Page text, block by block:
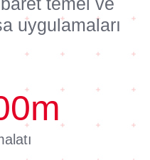
uygulamaları
m